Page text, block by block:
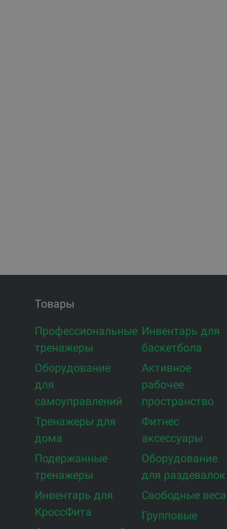
Товары
Профессиональные
тренажеры
Оборудование
для
самоуправлений
Тренажеры для
дома
Подержанные
тренажеры
Инвентарь для
КроссФита
Инвентарь для
баскетбола
Активное
рабочее
пространство
Фитнес
аксессуары
Оборудование
для раздевалок
Свободные веса
Групповые